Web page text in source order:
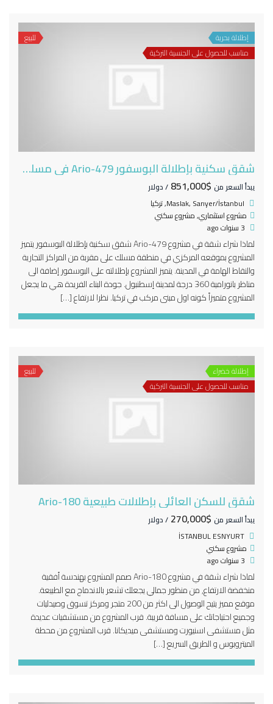
إطلالة بحرية
مناسب للحصول على الجنسية التركية
للبيع
شقق سكنية بإطلالة البوسفور Ario-479 في مسلك اسطنبول
يبدأ السعر من $851,000
/ دولار
Maslak, Sarıyer/İstanbul, تركيا
مشروع استثماري,مشروع سكني
لماذا شراء شقة في مشروع Ario-479 شقق سكنية بإطلالة البوسفور يتميز
المشروع بموقعه المركزي في منطقة مسلك على مقربة من المراكز التجارية
والنقاط الهامة في المدينة. يتميز المشروع بإطلالته على البوسفور إضافة الى
مناظر بانورامية 360 درجة لمدينة إسطنبول. جودة البناء الفريدة هي ما يجعل
المشروع متميزاً كونه اول مبنى مركب في تركيا. نظرا لارتفاع […]
إطلالة خضراء
مناسب للحصول على الجنسية التركية
للبيع
شقق للسكن العائلي بإطلالات طبيعية Ario-180
يبدأ السعر من $270,000
/ دولار
İSTANBUL ESNYURT
مشروع سكني
لماذا شراء شقة في مشروع Ario-180 صمم المشروع بهندسة أفقية
منخفضة الارتفاع, من منظور جمالي يجعلك تشعر بالاندماج مع الطبيعة.
موقع مميز يتيح الوصول الى اكثر من 200 متجر ومركز تسوق وصيدليات
وجميع احتياجاتك على مسافة قريبة. قرب المشروع من مستشفيات عديدة
مثل مستشفى اسنيورت ومستشفى ميديكانا. قرب المشروع من محطة
الميتروبوس و الطريق السريع […]